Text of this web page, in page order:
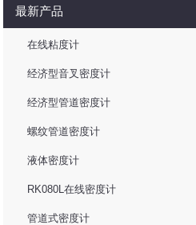
最新产品
在线粘度计
经济型音叉密度计
经济型管道密度计
螺纹管道密度计
液体密度计
RK080L在线密度计
管道式密度计